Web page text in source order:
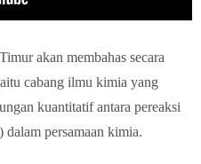
akan membahas secara
cabang ilmu kimia yang
kuantitatif antara pereaksi
persamaan kimia.